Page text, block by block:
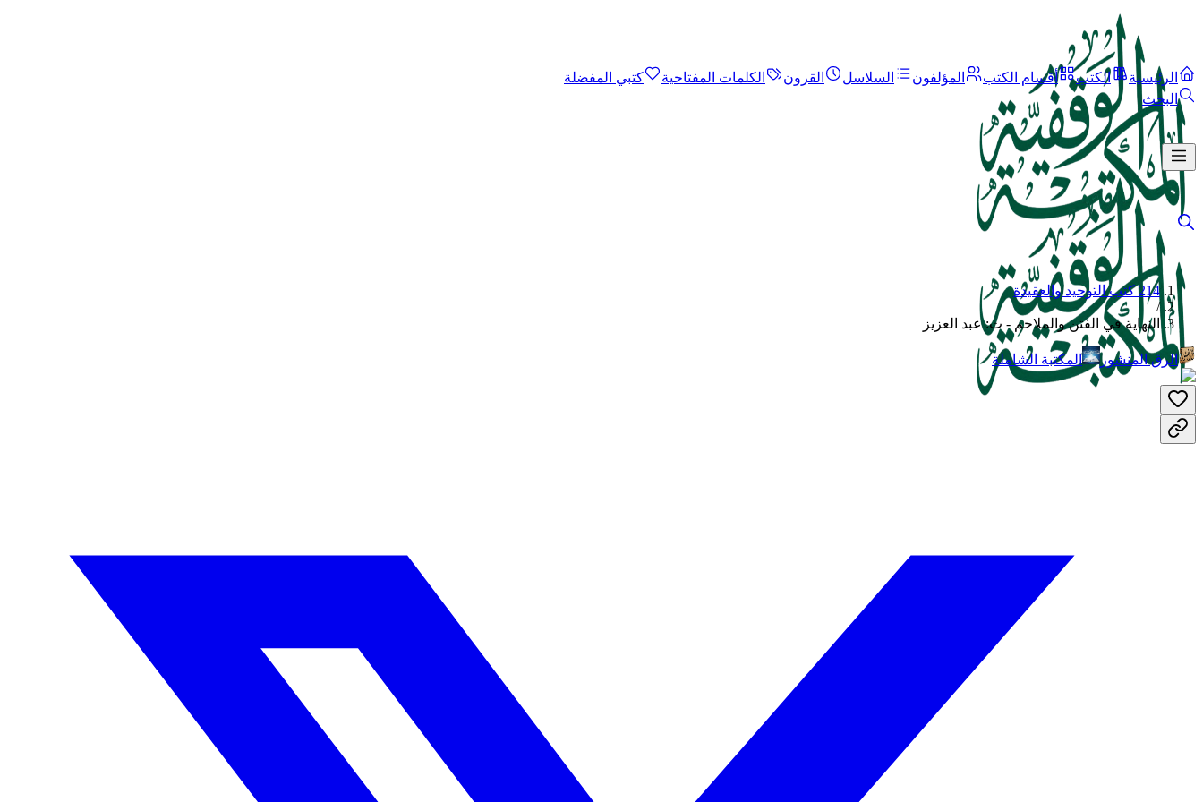
الرئيسية الكتب أقسام الكتب المؤلفون السلاسل القرون الكلمات المفتاحية
كتبي المفضلة
البحث
214 كتب التوحيد والعقيدة
/
النهاية في الفتن والملاحم - ت: عبد العزيز
الرق المنشور المكتبة الشاملة